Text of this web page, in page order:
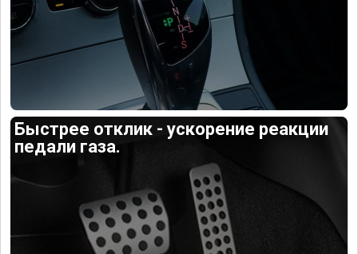
Быстрее отклик - ускорение реакции
педали газа.